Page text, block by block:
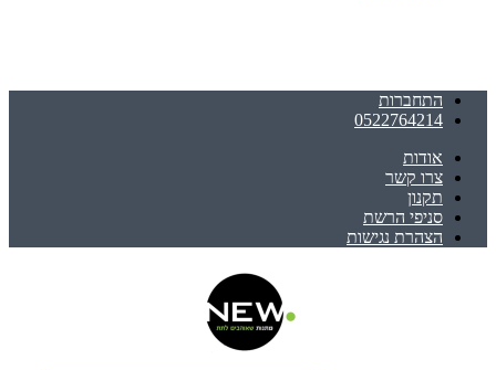
התחברות
0522764214
אודות
צרו קשר
תקנון
סניפי הרשת
הצהרת נגישות